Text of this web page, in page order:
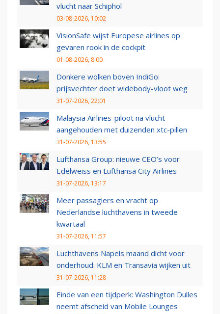
vlucht naar Schiphol
03-08-2026, 10:02
VisionSafe wijst Europese airlines op
gevaren rook in de cockpit
01-08-2026, 8:00
Donkere wolken boven IndiGo:
prijsvechter doet widebody-vloot weg
31-07-2026, 22:01
Malaysia Airlines-piloot na vlucht
aangehouden met duizenden xtc-pillen
31-07-2026, 13:55
Lufthansa Group: nieuwe CEO’s voor
Edelweiss en Lufthansa City Airlines
31-07-2026, 13:17
Meer passagiers en vracht op
Nederlandse luchthavens in tweede
kwartaal
31-07-2026, 11:57
Luchthavens Napels maand dicht voor
onderhoud: KLM en Transavia wijken uit
31-07-2026, 11:28
Einde van een tijdperk: Washington Dulles
neemt afscheid van Mobile Lounges